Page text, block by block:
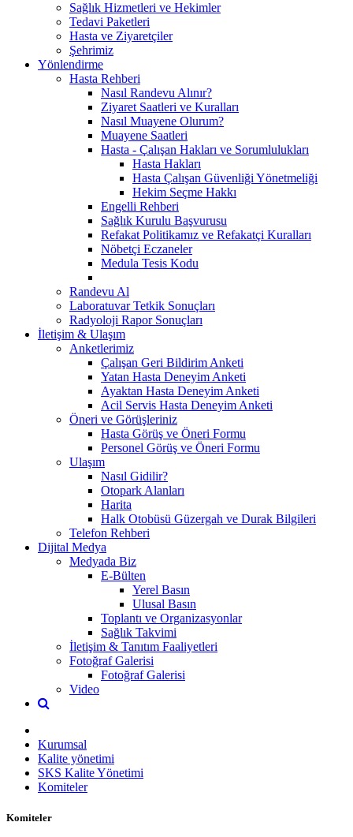
Sağlık Hizmetleri ve Hekimler
Tedavi Paketleri
Hasta ve Ziyaretçiler
Şehrimiz
Yönlendirme
Hasta Rehberi
Nasıl Randevu Alınır?
Ziyaret Saatleri ve Kuralları
Nasıl Muayene Olurum?
Muayene Saatleri
Hasta - Çalışan Hakları ve Sorumlulukları
Hasta Hakları
Hasta Çalışan Güvenliği Yönetmeliği
Hekim Seçme Hakkı
Engelli Rehberi
Sağlık Kurulu Başvurusu
Refakat Politikamız ve Refakatçi Kuralları
Nöbetçi Eczaneler
Medula Tesis Kodu
Randevu Al
Laboratuvar Tetkik Sonuçları
Radyoloji Rapor Sonuçları
İletişim & Ulaşım
Anketlerimiz
Çalışan Geri Bildirim Anketi
Yatan Hasta Deneyim Anketi
Ayaktan Hasta Deneyim Anketi
Acil Servis Hasta Deneyim Anketi
Öneri ve Görüşleriniz
Hasta Görüş ve Öneri Formu
Personel Görüş ve Öneri Formu
Ulaşım
Nasıl Gidilir?
Otopark Alanları
Harita
Halk Otobüsü Güzergah ve Durak Bilgileri
Telefon Rehberi
Dijital Medya
Medyada Biz
E-Bülten
Yerel Basın
Ulusal Basın
Toplantı ve Organizasyonlar
Sağlık Takvimi
İletişim & Tanıtım Faaliyetleri
Fotoğraf Galerisi
Fotoğraf Galerisi
Video
Kurumsal
Kalite yönetimi
SKS Kalite Yönetimi
Komiteler
Komiteler